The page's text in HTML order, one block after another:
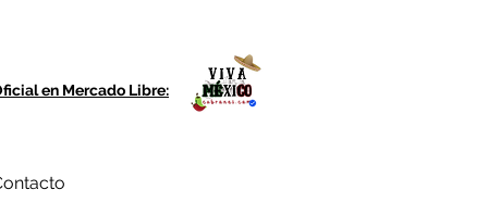
en Mercado Libre: